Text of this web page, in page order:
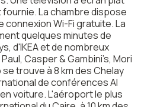
La chambre dispose
connexion Wi-Fi gratuite. La
quelques minutes de
d'IKEA et de nombreux
Casper & Gambini’s, Mori
trouve à 8 km des Chelay
de conférences Al
voiture. L'aéroport le plus